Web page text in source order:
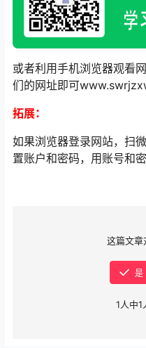
或者利用手机浏览器观看
们的网址即可
拓展：
如果浏览器登录网站，扫
置账户和密码，用账号和
这篇文章
是
1人中1